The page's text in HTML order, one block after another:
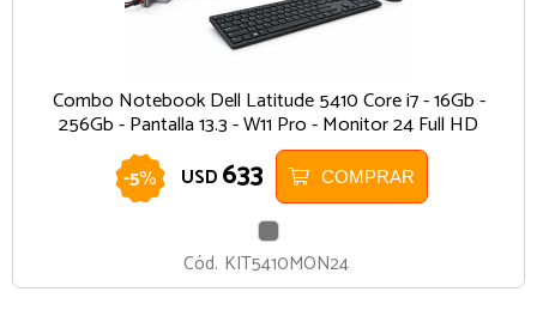
Combo Notebook Dell Latitude 5410 Core i7 - 16Gb -
256Gb - Pantalla 13.3 - W11 Pro - Monitor 24 Full HD
-5% USD 633 COMPRAR
Cód. KIT5410MON24